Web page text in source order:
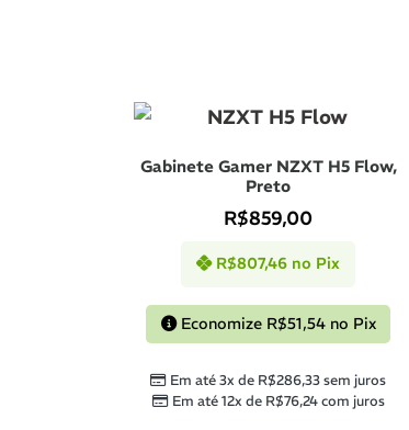
Gabinete Gamer NZXT H5 Flow,
Preto
R$859,00
Em até 3x de R$286,33sem juros
Em até 12x de R$76,24com juros
R$807,46 no Pix
Economize R$51,54no Pix